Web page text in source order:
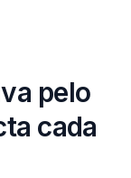
pelo
cada